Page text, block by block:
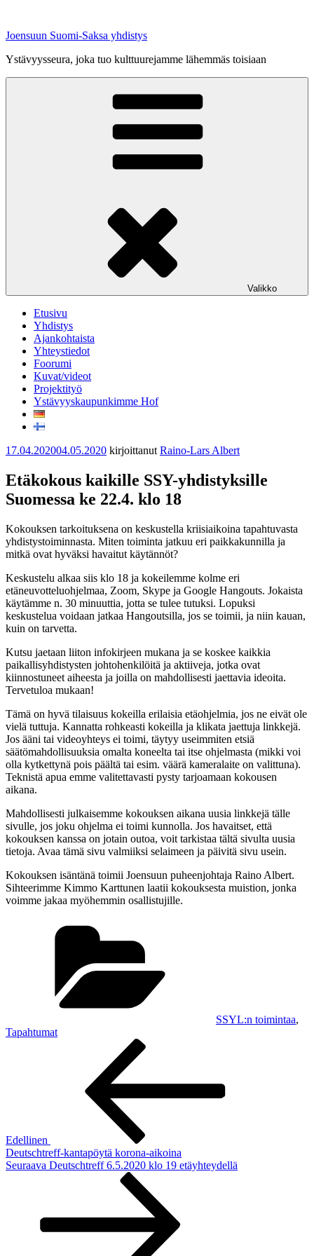
Joensuun Suomi-Saksa yhdistys
Ystävyysseura, joka tuo kulttuurejamme lähemmäs toisiaan
Valikko
Etusivu
Yhdistys
Ajankohtaista
Yhteystiedot
Foorumi
Kuvat/videot
Projektityö
Ystävyyskaupunkimme Hof
Julkaistu
17.04.202004.05.2020 kirjoittanut Raino-Lars Albert
Etäkokous kaikille SSY-yhdistyksille
Suomessa ke 22.4. klo 18
Kokouksen tarkoituksena on keskustella kriisiaikoina tapahtuvasta
yhdistystoiminnasta. Miten toiminta jatkuu eri paikkakunnilla ja
mitkä ovat hyväksi havaitut käytännöt?
Keskustelu alkaa siis klo 18 ja kokeilemme kolme eri
etäneuvotteluohjelmaa, Zoom, Skype ja Google Hangouts. Jokaista
käytämme n. 30 minuuttia, jotta se tulee tutuksi. Lopuksi
keskustelua voidaan jatkaa Hangoutsilla, jos se toimii, ja niin kauan,
kuin on tarvetta.
Kutsu jaetaan liiton infokirjeen mukana ja se koskee kaikkia
paikallisyhdistysten johtohenkilöitä ja aktiiveja, jotka ovat
kiinnostuneet aiheesta ja joilla on mahdollisesti jaettavia ideoita.
Tervetuloa mukaan!
Tämä on hyvä tilaisuus kokeilla erilaisia etäohjelmia, jos ne eivät ole
vielä tuttuja. Kannatta rohkeasti kokeilla ja klikata jaettuja linkkejä.
Jos ääni tai videoyhteys ei toimi, täytyy useimmiten etsiä
säätömahdollisuuksia omalta koneelta tai itse ohjelmasta (mikki voi
olla kytkettynä pois päältä tai esim. väärä kameralaite on valittuna).
Teknistä apua emme valitettavasti pysty tarjoamaan kokousen
aikana.
Mahdollisesti julkaisemme kokouksen aikana uusia linkkejä tälle
sivulle, jos joku ohjelma ei toimi kunnolla. Jos havaitset, että
kokouksen kanssa on jotain outoa, voit tarkistaa tältä sivulta uusia
tietoja. Avaa tämä sivu valmiiksi selaimeen ja päivitä sivu usein.
Kokouksen isäntänä toimii Joensuun puheenjohtaja Raino Albert.
Sihteerimme Kimmo Karttunen laatii kokouksesta muistion, jonka
voimme jakaa myöhemmin osallistujille.
SSYL:n toimintaa,
Tapahtumat
Edellinen
Deutschtreff-kantapöytä korona-aikoina
Seuraava
Seuraava Deutschtreff 6.5.2020 klo 19 etäyhteydellä